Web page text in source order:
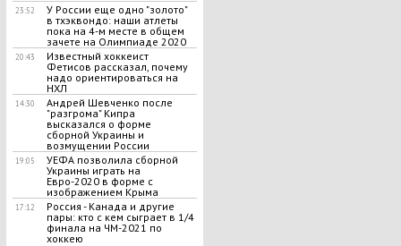
23:52
У России еще одно "золото"
в тхэквондо: наши атлеты
пока на 4-м месте в общем
зачете на Олимпиаде 2020
20:43
Известный хоккеист
Фетисов рассказал, почему
надо ориентироваться на
НХЛ
14:30
Андрей Шевченко после
"разгрома" Кипра
высказался о форме
сборной Украины и
возмущении России
19:05
УЕФА позволила сборной
Украины играть на
Евро-2020 в форме с
изображением Крыма
17:12
Россия - Канада и другие
пары: кто с кем сыграет в 1/4
финала на ЧМ-2021 по
хоккею